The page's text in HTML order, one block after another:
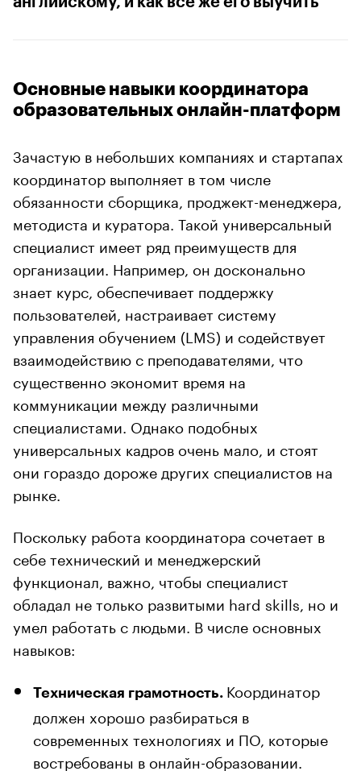
Основные навыки координатора
образовательных онлайн-платформ
Зачастую в небольших компаниях и стартапах
координатор выполняет в том числе
обязанности сборщика, проджект-менеджера,
методиста и куратора. Такой универсальный
специалист имеет ряд преимуществ для
организации. Например, он досконально
знает курс, обеспечивает поддержку
пользователей, настраивает систему
управления обучением (LMS) и содействует
взаимодействию с преподавателями, что
существенно экономит время на
коммуникации между различными
специалистами. Однако подобных
универсальных кадров очень мало, и стоят
они гораздо дороже других специалистов на
рынке.
Поскольку работа координатора сочетает в
себе технический и менеджерский
функционал, важно, чтобы специалист
обладал не только развитыми hard skills, но и
умел работать с людьми. В числе основных
навыков:
Техническая грамотность. Координатор
должен хорошо разбираться в
современных технологиях и ПО, которые
востребованы в онлайн-образовании.